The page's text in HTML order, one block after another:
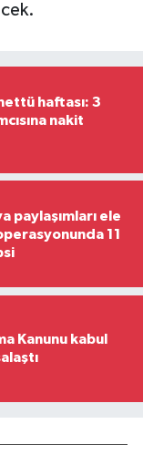
haftası: 3
nakit
paylaşımları ele
11
Kanunu kabul